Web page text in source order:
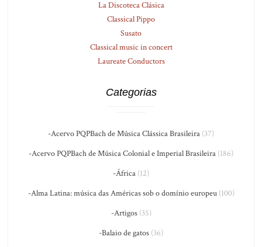
La Discoteca Clásica
Classical Pippo
Susato
Classical music in concert
Laureate Conductors
Categorias
-Acervo PQPBach de Música Clássica Brasileira (37)
-Acervo PQPBach de Música Colonial e Imperial Brasileira (186)
-África (12)
-Alma Latina: música das Américas sob o domínio europeu(100)
-Artigos(35)
-Balaio de gatos (36)